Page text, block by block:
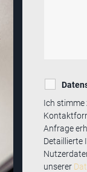
Ich stimme
Anfrage
Detaillierte
unserer